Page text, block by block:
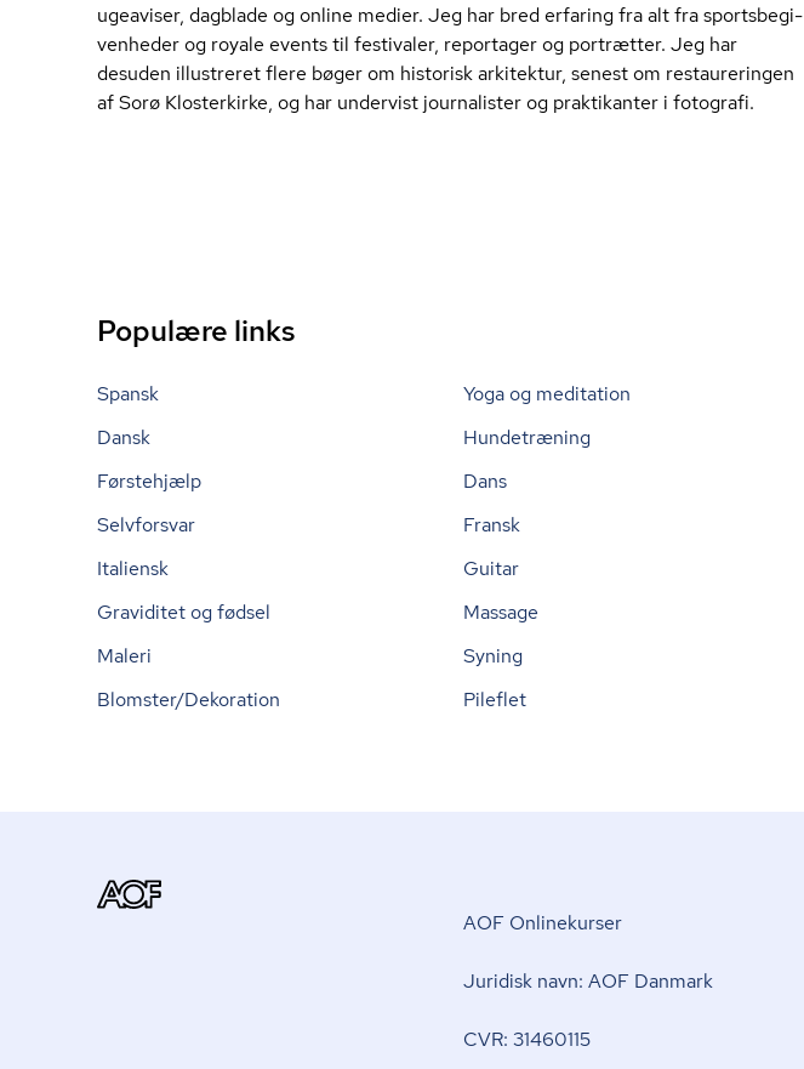
ugeaviser, dagblade og online medier. Jeg har bred erfaring fra alt fra sports­be­gi­
ven­he­der og royale events til festivaler, reportager og portrætter. Jeg har
desuden illustreret flere bøger om historisk arkitektur, senest om restaureringen
af Sorø Klosterkirke, og har undervist journalister og praktikanter i fotografi.
Populære links
Spansk Yoga og meditation
Dansk
Hundetræning
Førstehjælp
Dans
Selvforsvar
Fransk
Italiensk
Guitar
Graviditet og fødsel
Massage
Maleri
Syning
Blomster/Dekoration
Pileflet
AOF Onlinekurser
Juridisk navn: AOF Danmark
CVR: 31460115